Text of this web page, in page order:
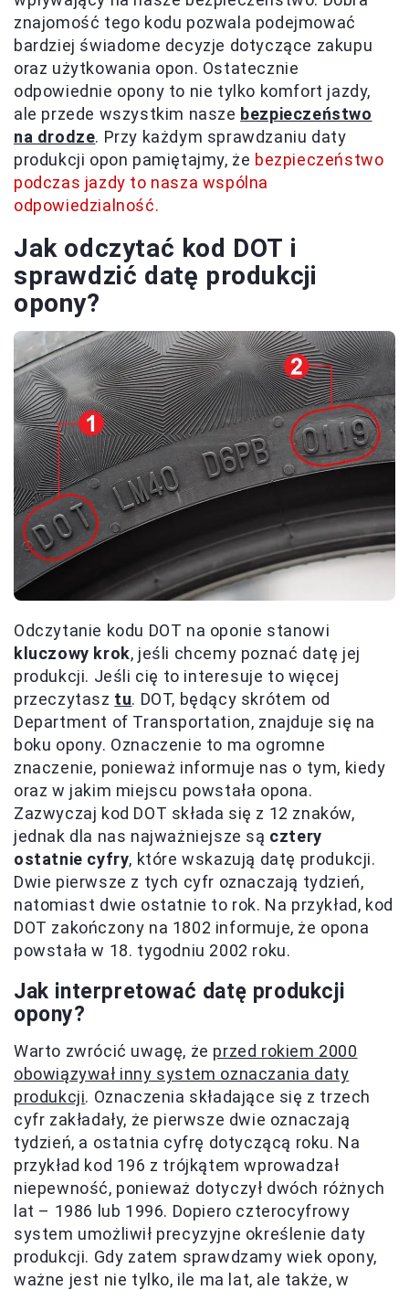
znajomość tego kodu pozwala podejmować
bardziej świadome decyzje dotyczące zakupu
oraz użytkowania opon. Ostatecznie
odpowiednie opony to nie tylko komfort jazdy,
ale przede wszystkim nasze bezpieczeństwo
na drodze. Przy każdym sprawdzaniu daty
produkcji opon pamiętajmy, że bezpieczeństwo
podczas jazdy to nasza wspólna
odpowiedzialność.
Jak odczytać kod DOT i
sprawdzić datę produkcji
opony?
Odczytanie kodu DOT na oponie stanowi
kluczowy krok, jeśli chcemy poznać datę jej
produkcji. Jeśli cię to interesuje to więcej
przeczytasz tu. DOT, będący skrótem od
Department of Transportation, znajduje się na
boku opony. Oznaczenie to ma ogromne
znaczenie, ponieważ informuje nas o tym, kiedy
oraz w jakim miejscu powstała opona.
Zazwyczaj kod DOT składa się z 12 znaków,
jednak dla nas najważniejsze są cztery
ostatnie cyfry, które wskazują datę produkcji.
Dwie pierwsze z tych cyfr oznaczają tydzień,
natomiast dwie ostatnie to rok. Na przykład, kod
DOT zakończony na 1802 informuje, że opona
powstała w 18. tygodniu 2002 roku.
Jak interpretować datę produkcji
opony?
Warto zwrócić uwagę, że przed rokiem 2000
obowiązywał inny system oznaczania daty
produkcji. Oznaczenia składające się z trzech
cyfr zakładały, że pierwsze dwie oznaczają
tydzień, a ostatnia cyfrę dotyczącą roku. Na
przykład kod 196 z trójkątem wprowadzał
niepewność, ponieważ dotyczył dwóch różnych
lat – 1986 lub 1996. Dopiero czterocyfrowy
system umożliwił precyzyjne określenie daty
produkcji. Gdy zatem sprawdzamy wiek opony,
ważne jest nie tylko, ile ma lat, ale także, w